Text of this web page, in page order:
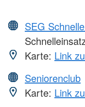
SEG
Karte: Link
Seniorenclub
Karte: Link